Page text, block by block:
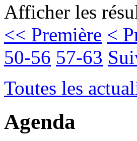
Afficher les
<< Première <
50-56 57-63
Toutes les
Agenda